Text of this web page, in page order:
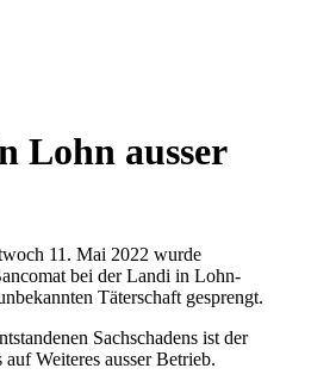
Lohn ausser
11. Mai 2022 wurde
bei der Landi in Lohn-
Täterschaft gesprengt.
Sachschadens ist der
Weiteres ausser Betrieb.